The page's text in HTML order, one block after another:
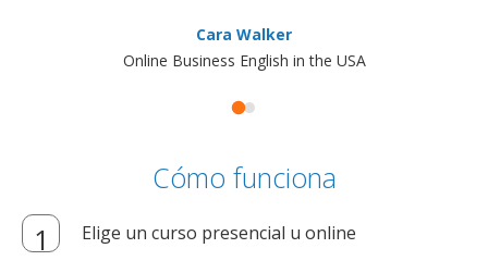
Cara Walker
Online Business English in the USA
Cómo funciona
Elige un curso presencial u online